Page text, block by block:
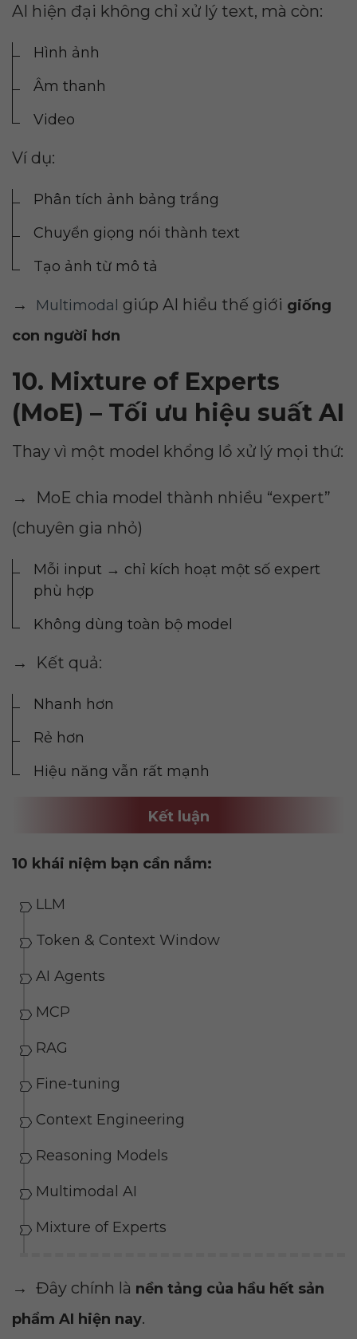
AI hiện đại không chỉ xử lý text, mà còn:
Hình ảnh
Âm thanh
Video
Ví dụ:
Phân tích ảnh bảng trắng
Chuyển giọng nói thành text
Tạo ảnh từ mô tả
→ Multimodal giúp AI hiểu thế giới giống
con người hơn
10. Mixture of Experts
(MoE) – Tối ưu hiệu suất AI
Thay vì một model khổng lồ xử lý mọi thứ:
→ MoE chia model thành nhiều “expert”
(chuyên gia nhỏ)
Mỗi input → chỉ kích hoạt một số expert
phù hợp
Không dùng toàn bộ model
→ Kết quả:
Nhanh hơn
Rẻ hơn
Hiệu năng vẫn rất mạnh
Kết luận
10 khái niệm bạn cần nắm:
LLM
Token & Context Window
AI Agents
MCP
RAG
Fine-tuning
Context Engineering
Reasoning Models
Multimodal AI
Mixture of Experts
→ Đây chính là nền tảng của hầu hết sản
phẩm AI hiện nay.